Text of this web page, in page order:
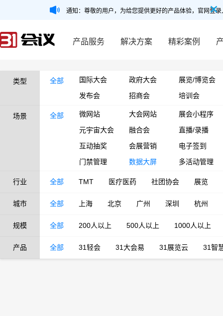
通知：尊敬的用户，为给您提供更好的产品体验，官网登
产品服务 解决方案 精彩案例
类型 全部 国际大会 政府大会
展览/博览会
发布会
招商会 培训会
场景 全部 微网站 大会网站
展会小程序
元宇宙大会
融合会
直播/录播
互动抽奖
会展营销
电子签到
门禁管理
数据大屏 多活动管理
行业 全部 TMT 医疗医药 社团协会 展览
城市 全部 上海 北京 广州 深圳 杭州
规模 全部 200人以上 500人以上 1000人以上
产品 全部 31轻会 31大会易 31展览云 31智